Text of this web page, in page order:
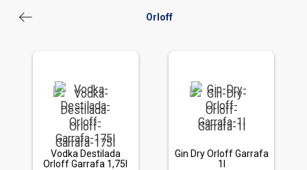
Orloff
Vodka Destilada
Orloff Garrafa 1,75l
Gin Dry Orloff Garrafa
1l